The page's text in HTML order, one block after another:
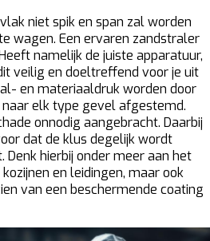
niet spik en span zal worden
wagen. Een ervaren zandstraler
namelijk de juiste apparatuur,
veilig en doeltreffend voor je uit
en materiaaldruk worden door
elk type gevel afgestemd.
onnodig aangebracht. Daarbij
dat de klus degelijk wordt
hierbij onder meer aan het
en leidingen, maar ook
van een beschermende coating